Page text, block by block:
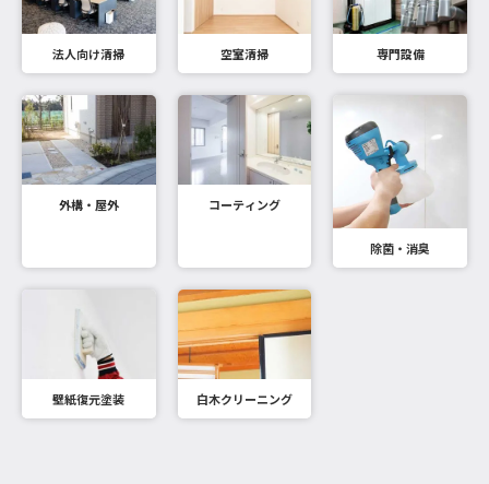
法人向け清掃 空室清掃 専門設備
外構・屋外 コーティング
除菌・消臭
壁紙復元塗装 白木クリーニング